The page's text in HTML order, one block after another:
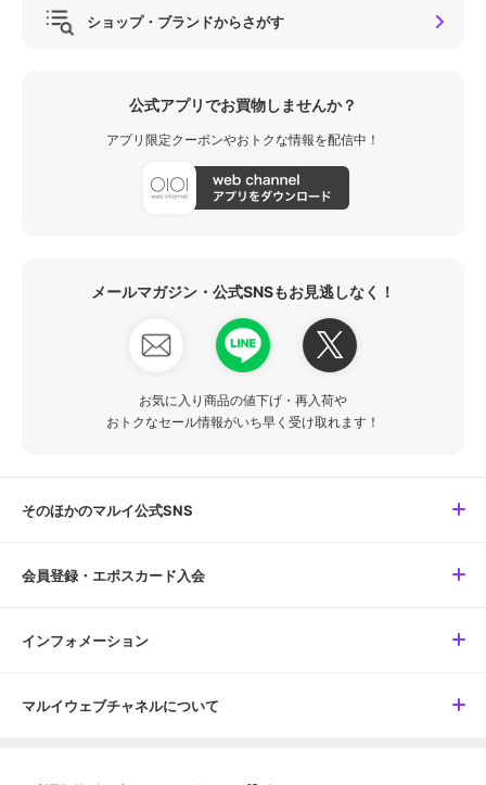
ショップ・ブランドからさがす
公式アプリでお買物しませんか？
アプリ限定クーポンやおトクな情報を配信中！
メールマガジン・公式SNSもお見逃しなく！
お気に入り商品の値下げ・再入荷や
おトクなセール情報がいち早く受け取れます！
そのほかのマルイ公式SNS
会員登録・エポスカード入会
インフォメーション
マルイウェブチャネルについて